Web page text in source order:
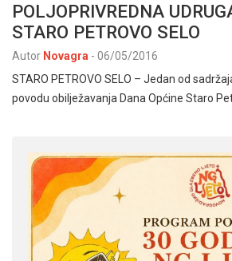
POLJOPRIVREDNA
STARO PETROVO SELO
Autor Novagra - 06/05/2016
STARO PETROVO SELO – Jedan od
povodu obilježavanja Dana Općine Staro